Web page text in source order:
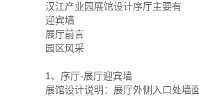
汉江产业园展馆设计序厅主要有
迎宾墙
展厅前言
园区风采
1、序厅-展厅迎宾墙
展馆设计说明：展厅外侧入口处墙